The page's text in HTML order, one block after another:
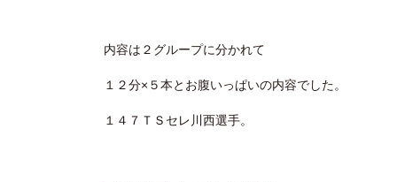
内容は２グループに分かれて
１２分×５本とお腹いっぱいの内容でした。
１４７ＴＳセレ川西選手。